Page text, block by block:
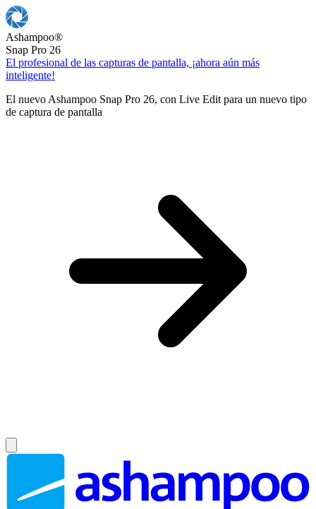
Ashampoo®
Snap Pro 26
El profesional de las capturas de pantalla, ¡ahora aún más
inteligente!
El nuevo Ashampoo Snap Pro 26, con Live Edit para un nuevo tipo
de captura de pantalla